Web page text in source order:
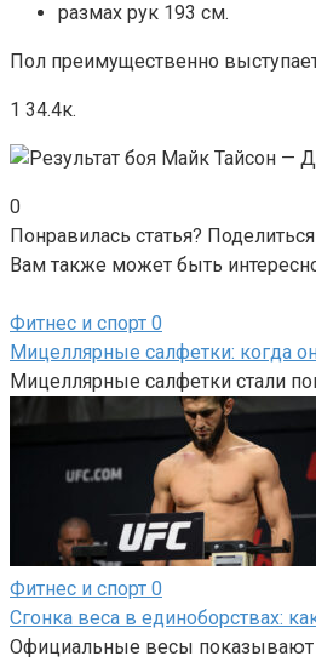
размах рук 193 см.
Пол преимущественно
1 34.4к.
0
Понравилась статья?
Вам также может быть
Фитнес и спорт 0
Мицеллярные салфетки: когда
Мицеллярные салфетки стали
Фитнес и спорт 0
Сгонка веса в единоборствах:
Официальные весы показывают